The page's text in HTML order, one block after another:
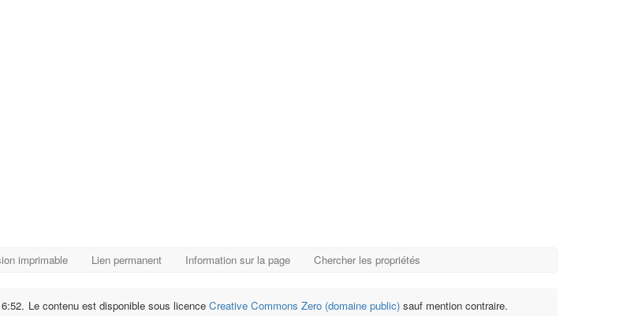
imprimable Lien permanent Information sur la page Chercher les propriétés
Le contenu est disponible sous licence Creative Commons Zero (domaine public) sauf mention contraire.